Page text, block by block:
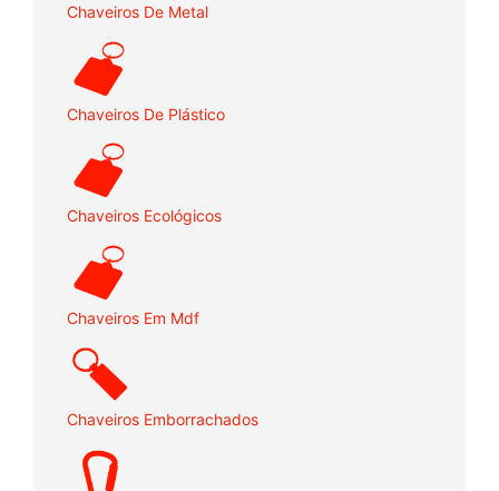
Chaveiros De Metal
Chaveiros De Plástico
Chaveiros Ecológicos
Chaveiros Em Mdf
Chaveiros Emborrachados